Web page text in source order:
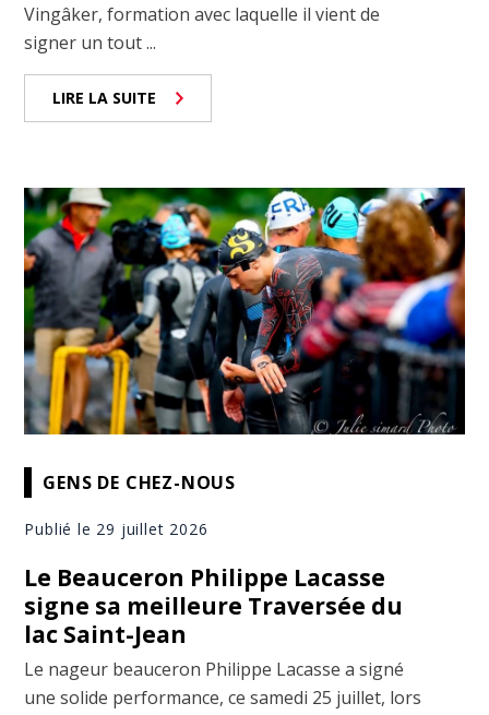
Vingâker, formation avec laquelle il vient de
signer un tout ...
LIRE LA SUITE
GENS DE CHEZ-NOUS
Publié le 29 juillet 2026
Le Beauceron Philippe Lacasse
signe sa meilleure Traversée du
lac Saint-Jean
Le nageur beauceron Philippe Lacasse a signé
une solide performance, ce samedi 25 juillet, lors